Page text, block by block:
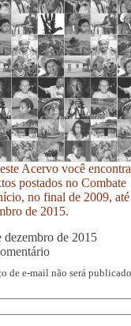
Acervo você encontra
postados no Combate
no final de 2009, até
de 2015.
dezembro de 2015
de e-mail não será publicado.